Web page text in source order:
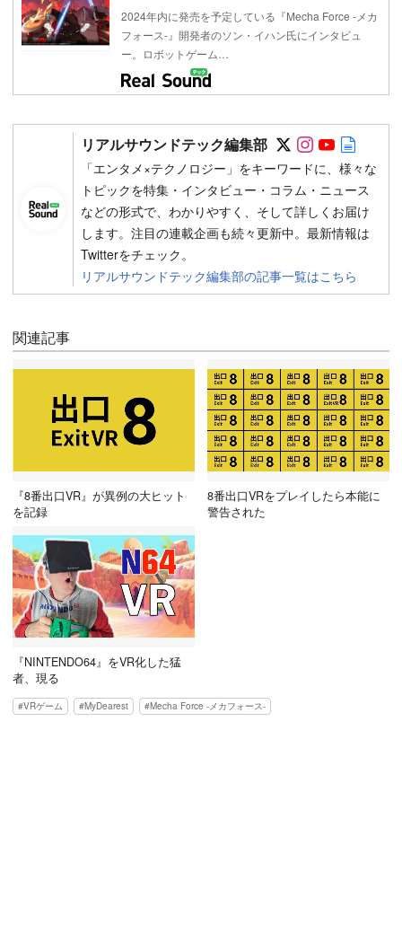
2024年内に発売を予定している『Mecha Force -メカ
フォース-』開発者のソン・イハン氏にインタビュ
ー。ロボットゲーム…
リアルサウンドテック編集部 Follow on
Follow on
Follow
「エンタメ×テクノロジー」をキーワードに、様々な
トピックを特集・インタビュー・コラム・ニュース
などの形式で、わかりやすく、そして詳しくお届け
します。注目の連載企画も続々更新中。最新情報は
Twitterをチェック。
リアルサウンドテック編集部の記事一覧はこちら
関連記事
『8番出口VR』が異例の大ヒット
を記録
8番出口VRをプレイしたら本能に
警告された
『NINTENDO64』をVR化した猛
者、現る
VRゲーム MyDearest Mecha Force -メカフォース-